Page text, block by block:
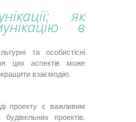
як
в
та особистісні
цих аспектів може
взаємодію.
проекту є важливим
проектів.